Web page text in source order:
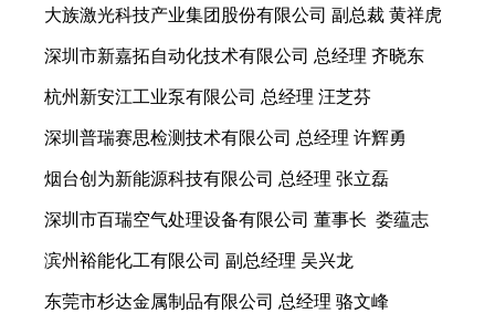
大族激光科技产业集团股份有限公司 副总裁 黄祥虎
深圳市新嘉拓自动化技术有限公司 总经理 齐晓东
杭州新安江工业泵有限公司 总经理 汪芝芬
深圳普瑞赛思检测技术有限公司 总经理 许辉勇
烟台创为新能源科技有限公司 总经理 张立磊
深圳市百瑞空气处理设备有限公司 董事长 娄蕴志
滨州裕能化工有限公司 副总经理 吴兴龙
东莞市杉达金属制品有限公司 总经理 骆文峰